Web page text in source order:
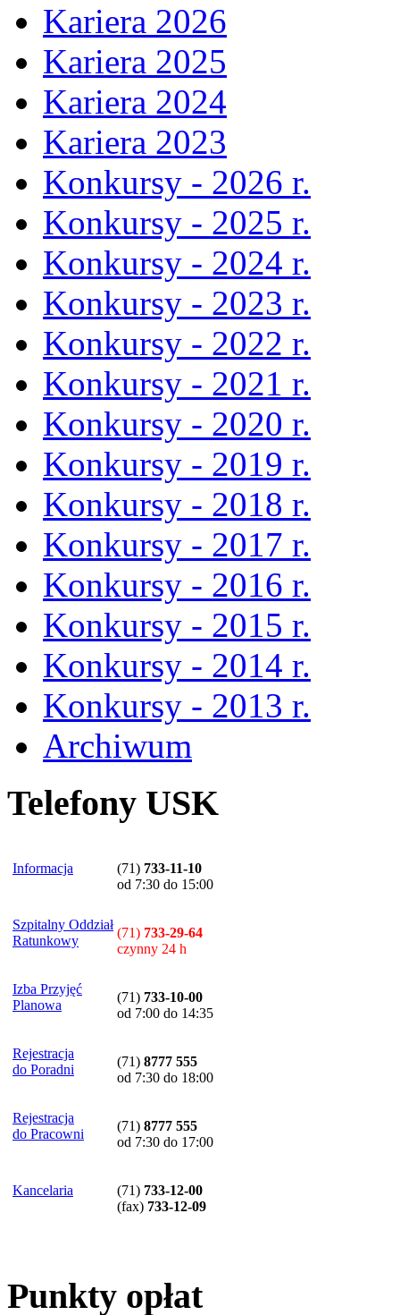
Kariera 2026
Kariera 2025
Kariera 2024
Kariera 2023
Konkursy - 2026 r.
Konkursy - 2025 r.
Konkursy - 2024 r.
Konkursy - 2023 r.
Konkursy - 2022 r.
Konkursy - 2021 r.
Konkursy - 2020 r.
Konkursy - 2019 r.
Konkursy - 2018 r.
Konkursy - 2017 r.
Konkursy - 2016 r.
Konkursy - 2015 r.
Konkursy - 2014 r.
Konkursy - 2013 r.
Archiwum
Telefony USK
Informacja (71) 733-11-10
od 7:30 do 15:00
Szpitalny Oddział
Ratunkowy
(71) 733-29-64
czynny 24 h
Izba Przyjęć
Planowa
(71) 733-10-00
od 7:00 do 14:35
Rejestracja
do Poradni
(71) 8777 555
od 7:30 do 18:00
Rejestracja
do Pracowni
(71) 8777 555
od 7:30 do 17:00
Kancelaria (71) 733-12-00
(fax) 733-12-09
Punkty opłat